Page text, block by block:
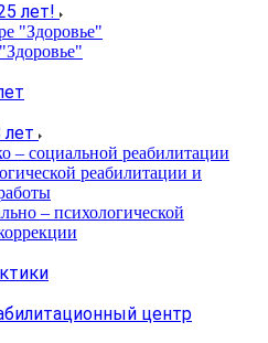
лет!
"Здоровье"
– социальной реабилитации
реабилитации и
– психологической
центр